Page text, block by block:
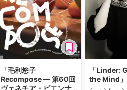
「毛利悠子
Recompose ― 第60回
「Linder:
the Mind」